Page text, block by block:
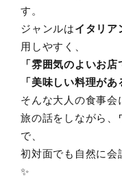
す。
ジャンルはイタリア
用しやすく、
「雰囲気のよいお
「美味しい料理が
そんな大人の食事会
旅の話をしながら、
で、
初対面でも自然に会
✨